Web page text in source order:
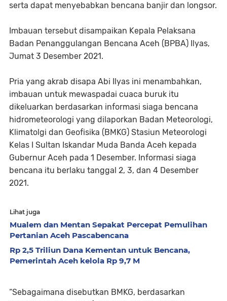
serta dapat menyebabkan bencana banjir dan longsor.
Imbauan tersebut disampaikan Kepala Pelaksana
Badan Penanggulangan Bencana Aceh (BPBA) Ilyas,
Jumat 3 Desember 2021.
Pria yang akrab disapa Abi Ilyas ini menambahkan,
imbauan untuk mewaspadai cuaca buruk itu
dikeluarkan berdasarkan informasi siaga bencana
hidrometeorologi yang dilaporkan Badan Meteorologi,
Klimatolgi dan Geofisika (BMKG) Stasiun Meteorologi
Kelas I Sultan Iskandar Muda Banda Aceh kepada
Gubernur Aceh pada 1 Desember. Informasi siaga
bencana itu berlaku tanggal 2, 3, dan 4 Desember
2021.
Lihat juga
Mualem dan Mentan Sepakat Percepat Pemulihan
Pertanian Aceh Pascabencana
Rp 2,5 Triliun Dana Kementan untuk Bencana,
Pemerintah Aceh kelola Rp 9,7 M
“Sebagaimana disebutkan BMKG, berdasarkan